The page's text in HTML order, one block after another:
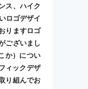
ス、ハイク
ロゴデザイ
りますロゴ
ございまし
か）につい
ィックデザ
り組んでお